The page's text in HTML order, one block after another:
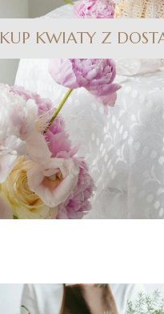
KUP KWIATY Z